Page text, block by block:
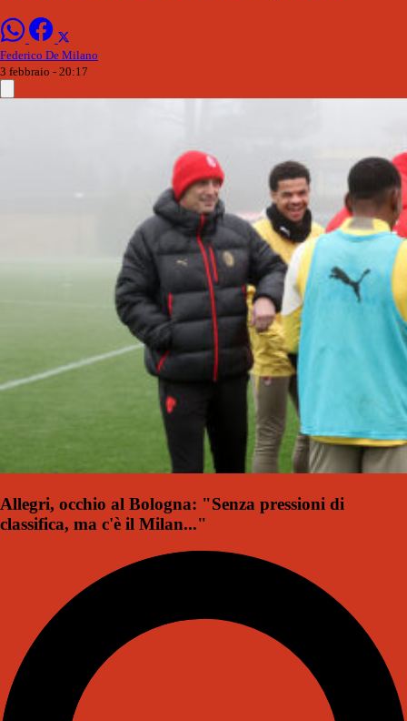
Federico De Milano
3 febbraio - 20:17
Allegri, occhio al Bologna: "Senza pressioni di
classifica, ma c'è il Milan..."